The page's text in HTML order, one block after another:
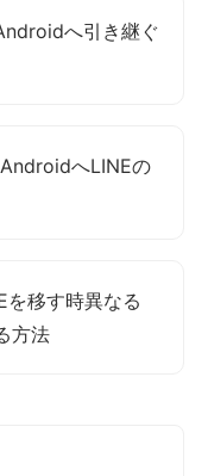
へ引き継ぐ
へLINEの
を移す時異なる
方法